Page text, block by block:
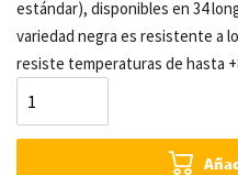
estándar), disponibles en 34
variedad negra es resistente a
resiste temperaturas de hasta